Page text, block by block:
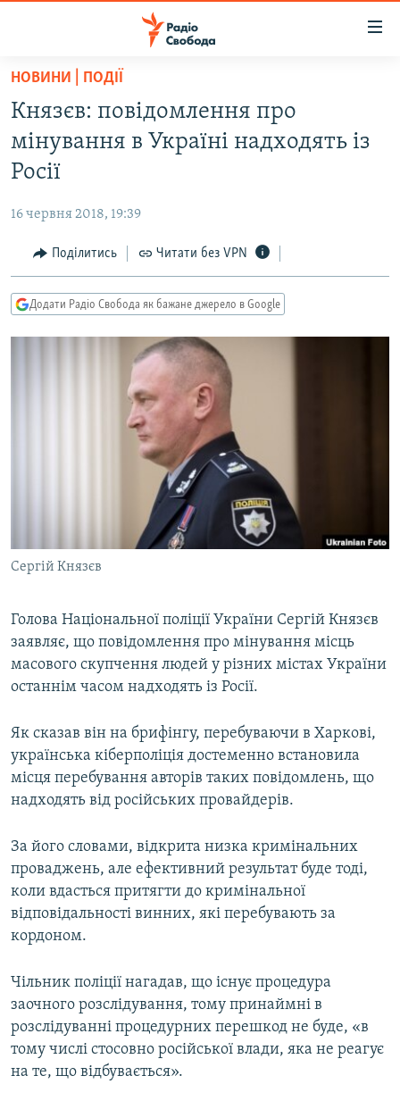
Перейти
основного
матеріалу
Перейти
до
основної
навігації
Перейти
до
пошуку
СТАТТІ
ЕКОНОМІКА
СУСПІЛЬСТВО
РОСІЙСЬКА «ФІЛЬТРАЦІЯ»
ДОНБАС.РЕАЛІЇ
ТИ ЯК?
КИТАЙ.ВИКЛИКИ
КРИМ РЕАЛІЇ
УКР
КТАТ
НОВИНИ | ПОДІЇ
Князєв: повідомлення про
мінування в Україні надходять із
Росії
16 червня 2018, 19:39
Поділитись Читати без VPN
Додати Радіо Свобода як бажане джерело в Google
Сергій Князєв
Голова Національної поліції України Сергій Князєв
заявляє, що повідомлення про мінування місць
масового скупчення людей у різних містах України
останнім часом надходять із Росії.
Як сказав він на брифінгу, перебуваючи в Харкові,
українська кіберполіція достеменно встановила
місця перебування авторів таких повідомлень, що
надходять від російських провайдерів.
За його словами, відкрита низка кримінальних
проваджень, але ефективний результат буде тоді,
коли вдасться притягти до кримінальної
відповідальності винних, які перебувають за
кордоном.
Чільник поліції нагадав, що існує процедура
заочного розслідування, тому принаймні в
розслідуванні процедурних перешкод не буде, «в
тому числі стосовно російської влади, яка не реагує
на те, що відбувається».